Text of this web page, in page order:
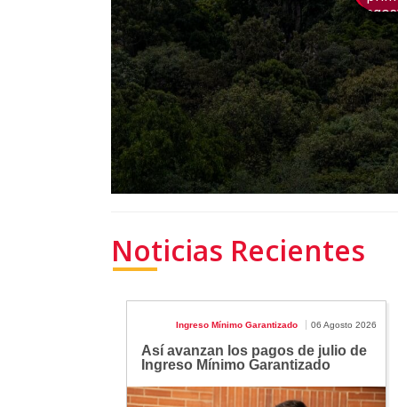
Noticias Recientes
Ingreso Mínimo Garantizado 06 Agosto 2026
Así avanzan los pagos de julio de
Ingreso Mínimo Garantizado